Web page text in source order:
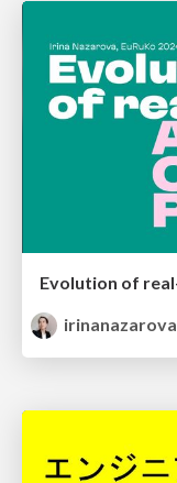
irinanazarova